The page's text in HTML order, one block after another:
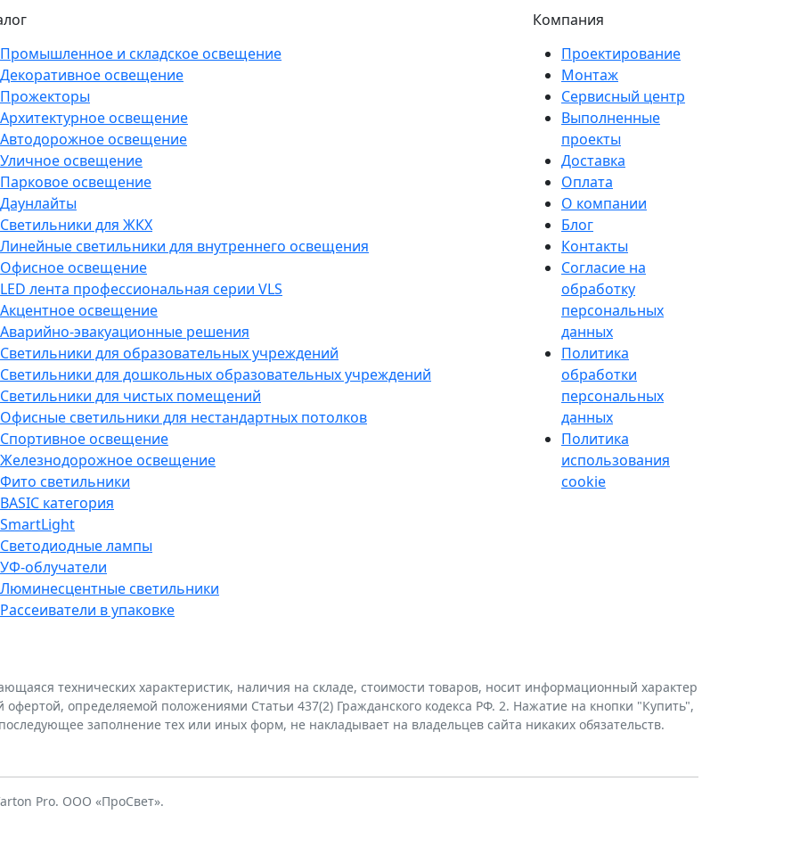
Промышленное и складское освещение
Декоративное освещение
Прожекторы
Архитектурное освещение
Автодорожное освещение
Уличное освещение
Парковое освещение
Даунлайты
Светильники для ЖКХ
Линейные светильники для внутреннего освещения
Офисное освещение
LED лента профессиональная серии VLS
Акцентное освещение
Аварийно-эвакуационные решения
Светильники для образовательных учреждений
Светильники для дошкольных образовательных учреждений
Светильники для чистых помещений
Офисные светильники для нестандартных потолков
Спортивное освещение
Железнодорожное освещение
Фито светильники
BASIC категория
SmartLight
Светодиодные лампы
УФ-облучатели
Люминесцентные светильники
Рассеиватели в упаковке
Компания
Проектирование
Монтаж
Сервисный центр
Выполненные
проекты
Доставка
Оплата
О компании
Блог
Контакты
Согласие на
обработку
персональных
данных
Политика
обработки
персональных
данных
Политика
использования
cookie
технических характеристик, наличия на складе, стоимости товаров, носит информационный характер
офертой, определяемой положениями Статьи 437(2) Гражданского кодекса РФ. 2. Нажатие на кнопки "Купить",
заполнение тех или иных форм, не накладывает на владельцев сайта никаких обязательств.
Pro. ООО «ПроСвет».